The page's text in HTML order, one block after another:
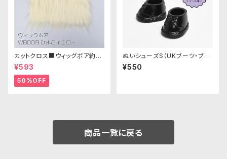
カットクロス■ウィッグボア約8c
m(ひよこイエロー)WB009ボア
生地 25cm × 45cm
¥593
50%OFF
ぬいシューズS（UKブーツ・ブラ
ック）｜身長11cm前後のぬいぐ
るみ用ソフビ靴
¥550
商品一覧に戻る